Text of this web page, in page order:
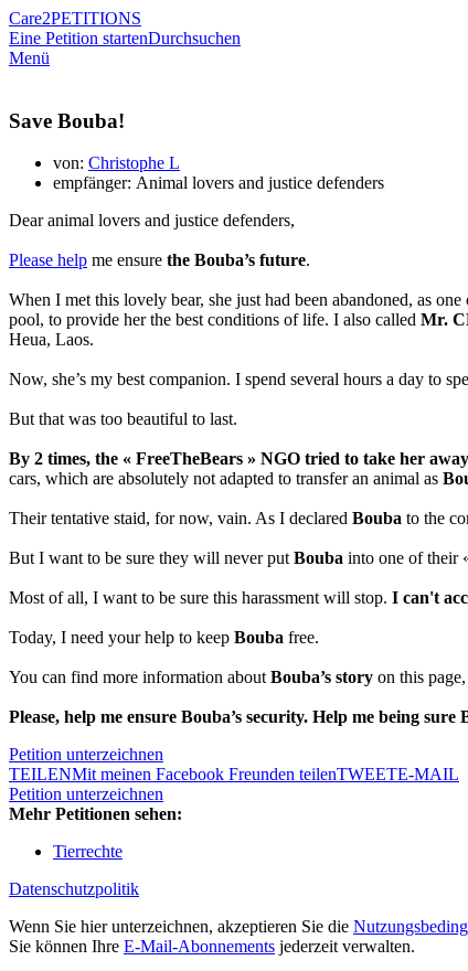
Care2PETITIONS
Eine Petition startenDurchsuchen
Menü
Save Bouba!
von: Christophe L
empfänger: Animal lovers and justice defenders
Dear animal lovers and justice defenders,
Please help me ensure the Bouba’s future.
When I met this lovely bear, she just had been abandoned, as
pool, to provide her the best conditions of life. I also called Mr.
Heua, Laos.
Now, she’s my best companion. I spend several hours a day to
But that was too beautiful to last.
By 2 times, the « FreeTheBears » NGO tried to take her
cars, which are absolutely not adapted to transfer an animal as
Their tentative staid, for now, vain. As I declared Bouba to the
But I want to be sure they will never putBouba into one of their
Most of all, I want to be sure this harassment will stop. I can't
Today, I need your help to keep Bouba free.
You can find more information aboutBouba’s story on this
Please, help me ensure Bouba’s security. Help me being
Petition unterzeichnen
TEILENMit meinen Facebook Freunden teilenTWEETE-MAIL
Petition unterzeichnen
Mehr Petitionen sehen:
Tierrechte
Datenschutzpolitik
Wenn Sie hier unterzeichnen, akzeptieren Sie die
Sie können Ihre E-Mail-Abonnements jederzeit verwalten.